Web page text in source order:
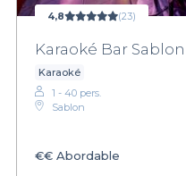
4,8 (23)
Karaoké Bar Sablon
Karaoké
1 - 40 pers.
Sablon
€€ Abordable